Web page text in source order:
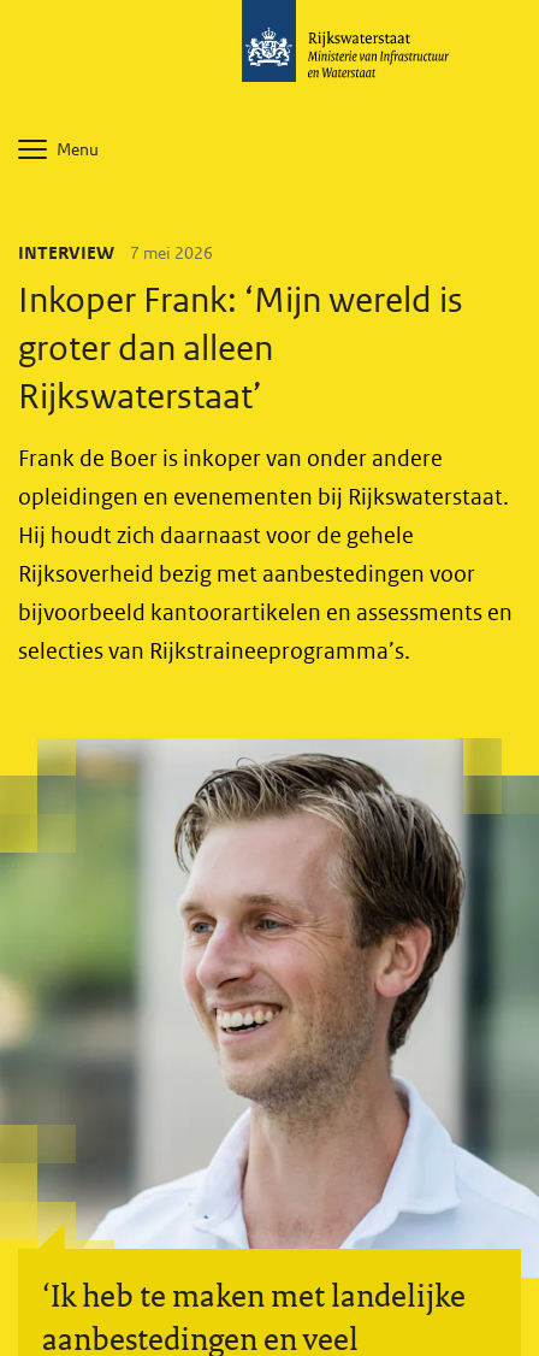
Menu
Inkoper Frank: ‘Mijn wereld is
groter dan alleen
Rijkswaterstaat’
INTERVIEW 7 mei 2026
Frank de Boer is inkoper van onder andere
opleidingen en evenementen bij Rijkswaterstaat.
Hij houdt zich daarnaast voor de gehele
Rijksoverheid bezig met aanbestedingen voor
bijvoorbeeld kantoorartikelen en assessments en
selecties van Rijkstraineeprogramma’s.
‘Ik heb te maken met landelijke
aanbestedingen en veel